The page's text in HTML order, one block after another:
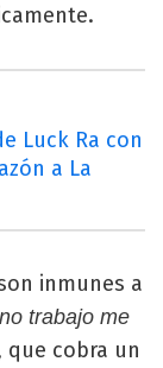
Luck Ra con
a La
inmunes a
trabajo me
que cobra un